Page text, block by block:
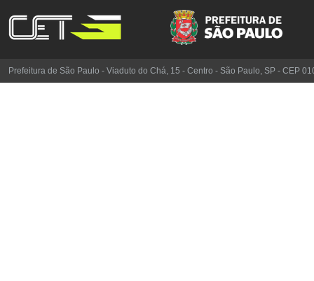
Prefeitura de São Paulo - Viaduto do Chá, 15 - Centro - São Paulo, SP - CEP